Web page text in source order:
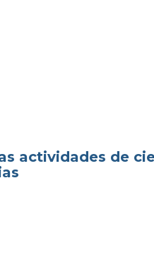
actividades de